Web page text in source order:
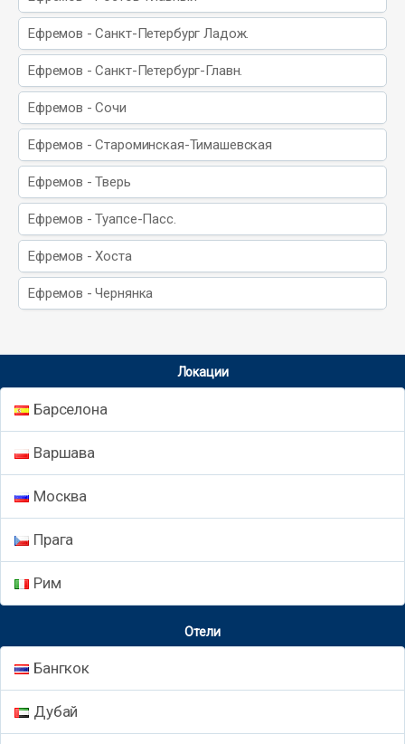
Ефремов - Санкт-Петербург Ладож.
Ефремов - Санкт-Петербург-Главн.
Ефремов - Сочи
Ефремов - Староминская-Тимашевская
Ефремов - Тверь
Ефремов - Туапсе-Пасс.
Ефремов - Хоста
Ефремов - Чернянка
Локации
Барселона
Варшава
Москва
Прага
Рим
Отели
Бангкок
Дубай